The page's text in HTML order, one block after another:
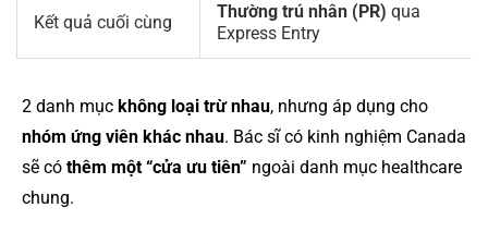
Kết quả cuối cùng
Thường trú nhân (PR) qua
Express Entry
2 danh mục không loại trừ nhau, nhưng áp dụng cho
nhóm ứng viên khác nhau. Bác sĩ có kinh nghiệm Canada
sẽ có thêm một “cửa ưu tiên” ngoài danh mục healthcare
chung.